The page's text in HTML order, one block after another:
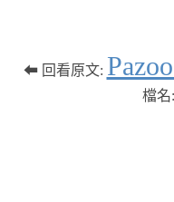
⬅ 回看原文:
檔名